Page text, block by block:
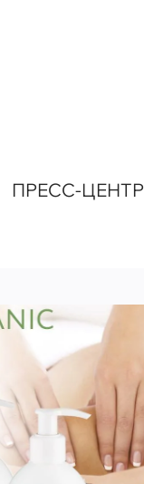
ПРЕСС-ЦЕНТР